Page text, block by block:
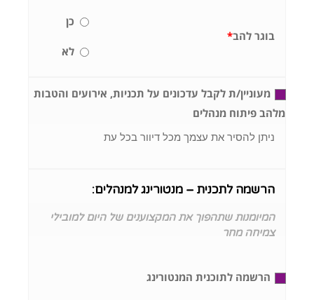
*בוגר להב
כן
לא
מעוניין/ת לקבל עדכונים על תכניות, אירועים והטבות
מלהב פיתוח מנהלים
ניתן להסיר את עצמך מכל דיוור בכל עת
הרשמה לתכנית – מנטורינג למנהלים:
המיומנות שתהפוך את המקצוענים של היום למובילי
צמיחה מחר
הרשמה לתוכנית המנטורינג